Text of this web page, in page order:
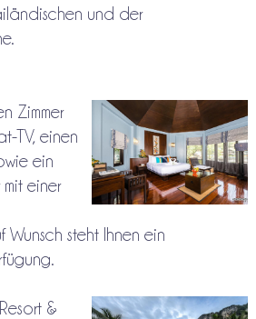
und der
Zimmer
TV, einen
ein
einer
Wunsch steht Ihnen ein
&